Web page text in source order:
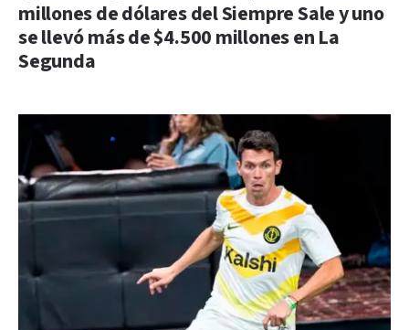
millones de dólares del Siempre Sale y uno
se llevó más de $4.500 millones en La
Segunda